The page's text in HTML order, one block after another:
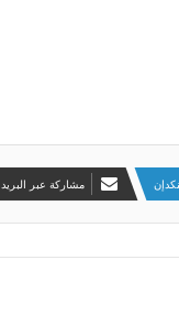
مشاركة عبر البريد